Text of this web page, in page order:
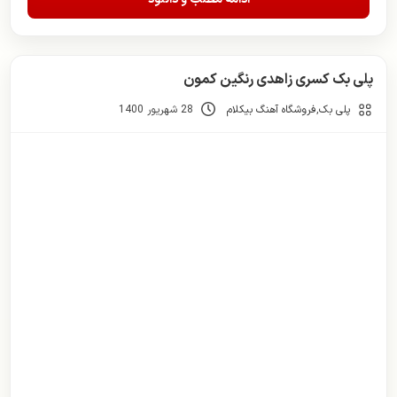
پلی بک کسری زاهدی رنگین کمون
پلی بک,فروشگاه آهنگ بیکلام 28 شهریور 1400